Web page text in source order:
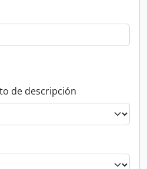
de descripción